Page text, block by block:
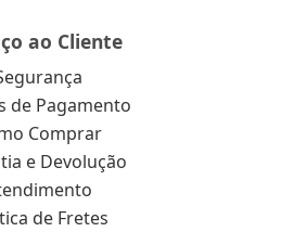
ao Cliente
de Pagamento
Comprar
e Devolução
de Fretes